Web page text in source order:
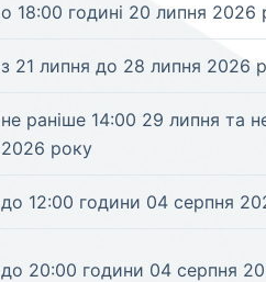
о 18:00 годині 20 липня 2026
з 21 липня до 28 липня 2026
не раніше 14:00 29 липня та
2026 року
до 12:00 години 04 серпня
до 20:00 години 04 серпня